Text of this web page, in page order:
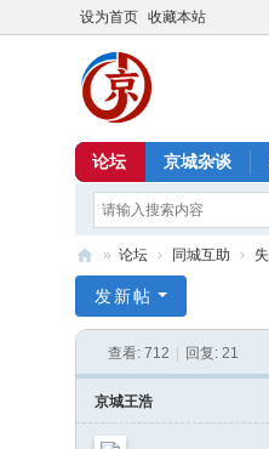
设为首页 收藏本站
论坛 京城杂谈
京
» 论坛 › 同城互助 ›
发新帖
查看: 712 回复: 21
京城王浩